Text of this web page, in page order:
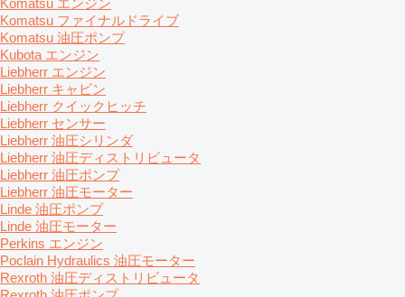
Komatsu エンジン
Komatsu ファイナルドライブ
Komatsu 油圧ポンプ
Kubota エンジン
Liebherr エンジン
Liebherr キャビン
Liebherr クイックヒッチ
Liebherr センサー
Liebherr 油圧シリンダ
Liebherr 油圧ディストリビュータ
Liebherr 油圧ポンプ
Liebherr 油圧モーター
Linde 油圧ポンプ
Linde 油圧モーター
Perkins エンジン
Poclain Hydraulics 油圧モーター
Rexroth 油圧ディストリビュータ